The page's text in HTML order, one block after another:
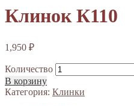
Клинок К110
1,950 ₽
Количество
В корзину
Категория: Клинки